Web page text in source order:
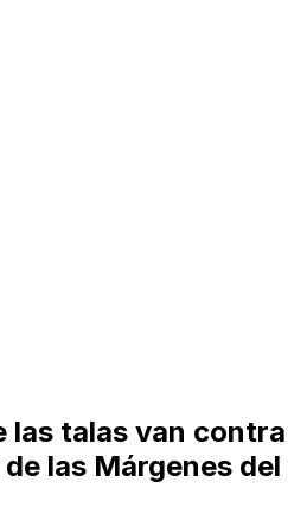
las talas van contra
las Márgenes del